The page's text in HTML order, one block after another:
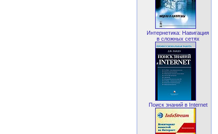
Интернетика: Навигация
в сложных сетях
Поиск знаний в Internet